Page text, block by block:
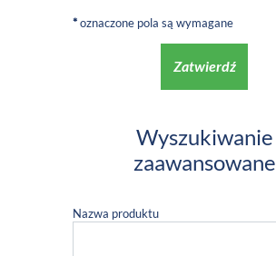
*oznaczone pola są wymagane
Zatwierdź
Wyszukiwanie
zaawansowane
Nazwa produktu